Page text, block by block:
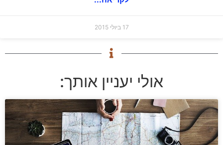
17 ביולי 2015
אולי יעניין אותך: